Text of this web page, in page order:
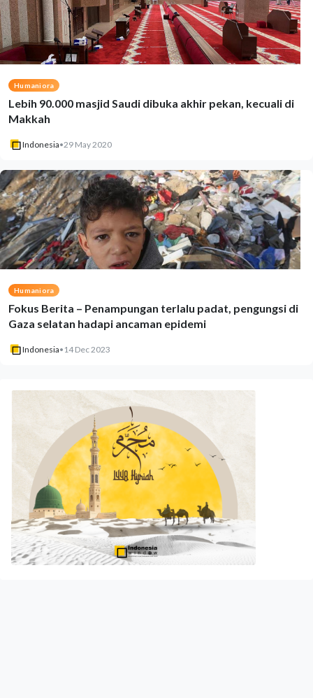
Humaniora
Lebih 90.000 masjid Saudi dibuka akhir pekan, kecuali di
Makkah
Indonesia•29 May 2020
Humaniora
Fokus Berita – Penampungan terlalu padat, pengungsi di
Gaza selatan hadapi ancaman epidemi
Indonesia• 14 Dec 2023